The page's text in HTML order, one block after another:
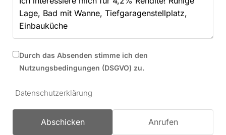
Durch das Absenden stimme ich den
Nutzungsbedingungen (DSGVO) zu.
Datenschutzerklärung
Abschicken Anrufen